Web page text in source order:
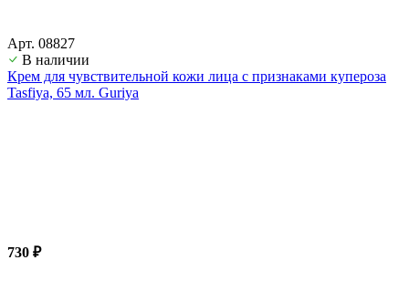
Арт. 08827
В наличии
Крем для чувствительной кожи лица с признаками купероза
Tasfiya, 65 мл. Guriya
730 ₽